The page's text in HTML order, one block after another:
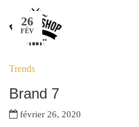
26
FÉV
Trends
Brand 7
février 26, 2020